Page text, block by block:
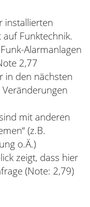
installierten
Funktechnik.
Alarmanlagen
2,77
in den nächsten
mit anderen
(z.B.
o.Ä.)
zeigt, dass hier
(Note: 2,79)